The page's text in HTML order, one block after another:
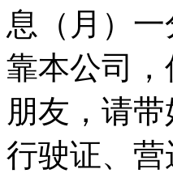
息（月）
靠本公司
朋友，请
行驶证、